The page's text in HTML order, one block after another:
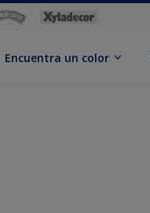
Encuentra un color